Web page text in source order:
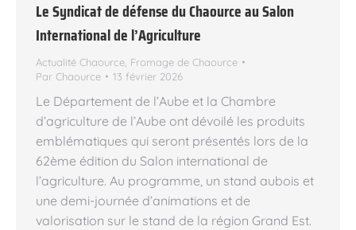
Le Syndicat de défense du Chaource au Salon
International de l’Agriculture
Actualité Chaource, Fromage de Chaource
Par Chaource 13 février 2026
Le Département de l’Aube et la Chambre
d’agriculture de l’Aube ont dévoilé les produits
emblématiques qui seront présentés lors de la
62ème édition du Salon international de
l’agriculture. Au programme, un stand aubois et
une demi-journée d’animations et de
valorisation sur le stand de la région Grand Est.